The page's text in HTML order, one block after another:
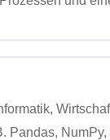
Pandas,